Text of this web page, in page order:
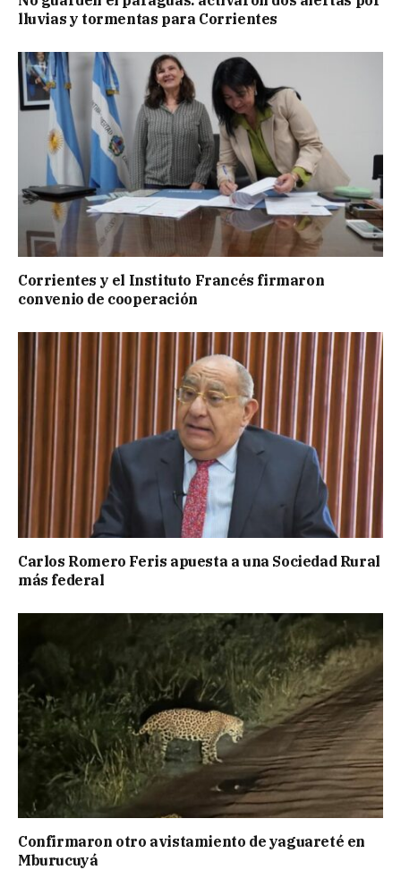
lluvias y tormentas para Corrientes
Corrientes y el Instituto Francés firmaron
convenio de cooperación
Carlos Romero Feris apuesta a una Sociedad Rural
más federal
Confirmaron otro avistamiento de yaguareté en
Mburucuyá